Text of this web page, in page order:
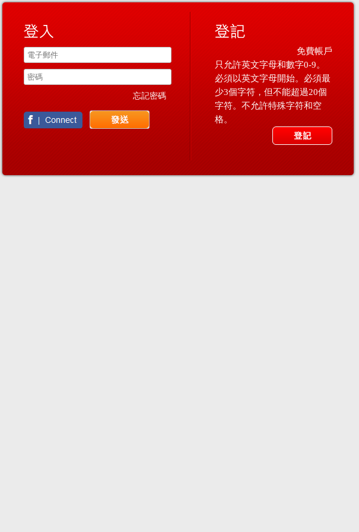
忘記密碼
免費帳戶
只允許英文字母和數字0-9。
必須以英文字母開始。必須最
少3個字符，但不能超過20個
字符。不允許特殊字符和空
格。